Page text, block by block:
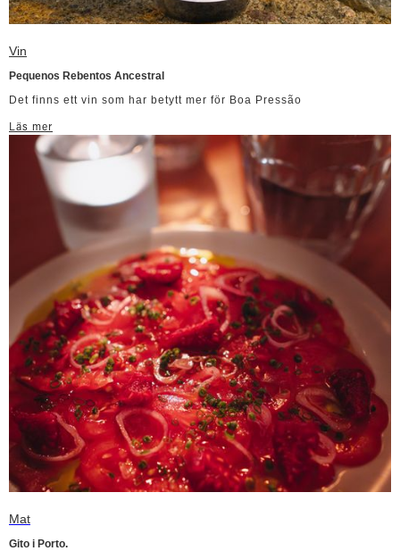
Vin
Pequenos Rebentos Ancestral
Det finns ett vin som har betytt mer för Boa Pressão
Läs mer
Mat
Gito i Porto.